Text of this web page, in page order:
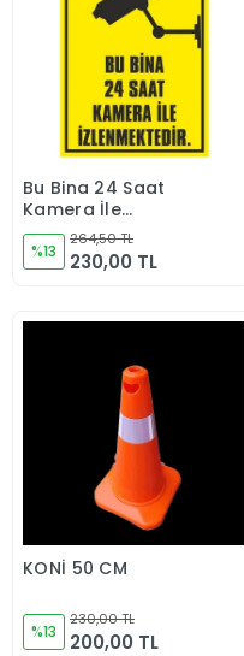
Sepete Ekle
Bu Bina 24 Saat
Kamera İle
İzlenmektedir - İş
Güvenliği Levhası (
50x70 cm PVC
%13
264,50 TL
230,00 TL
Sepete Ekle
KONİ 50 CM
%13
230,00 TL
200,00 TL